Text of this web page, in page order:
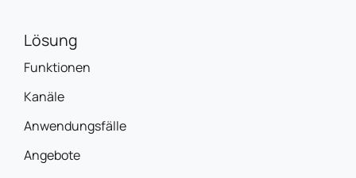
Lösung
Funktionen
Kanäle
Anwendungsfälle
Angebote